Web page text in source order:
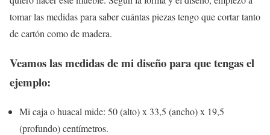
tomar las medidas para saber cuántas piezas tengo que cortar tanto
de cartón como de madera.
Veamos las medidas de mi diseño para que tengas el
ejemplo:
Mi caja o huacal mide: 50 (alto) x 33,5 (ancho) x 19,5
(profundo) centímetros.